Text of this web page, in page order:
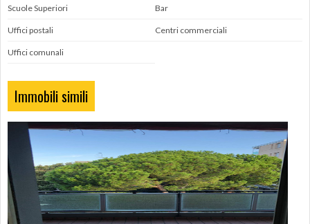
Scuole Superiori Bar
Uffici postali Centri commerciali
Uffici comunali
Immobili simili